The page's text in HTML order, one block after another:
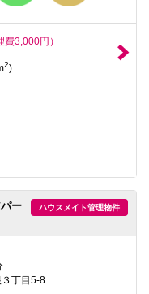
費3,000円）
2)
ハウスメイト管理物件
ー
丁目5-8